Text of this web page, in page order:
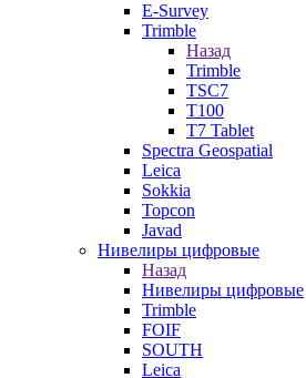
E-Survey
Trimble
Назад
Trimble
TSC7
T100
T7 Tablet
Spectra Geospatial
Leica
Sokkia
Topcon
Javad
Нивелиры цифровые
Назад
Нивелиры цифровые
Trimble
FOIF
SOUTH
Leica